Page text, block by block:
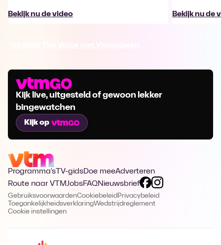
Bekijk nu de video Bekijk nu de
Kijk live, uitgesteld of gewoon lekker
bingewatchen
Kijk op
Programma's TV-gidsDoe meeAdverteren
Route naar VTMJobsFAQNieuwsbrief
GebruiksvoorwaardenCookiebeleid Privacybeleid
ToegankelijkheidsverklaringWedstrijdreglement
Cookie instellingen